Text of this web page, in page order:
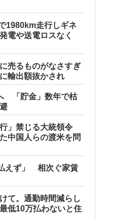
1980km走行しギネ
電や送電ロスなく
売るものがなさすぎ
輸出額抜かされ
「貯金」数年で枯
行」禁じる大統領令
中国人らの渡米を問
えず」 相次ぐ家賃
て。通勤時間減らし
低10万払わないと住